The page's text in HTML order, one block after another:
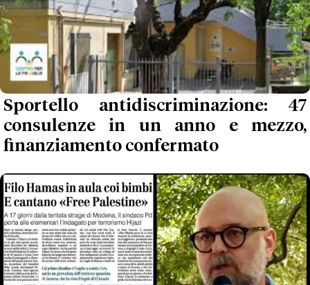
Sportello antidiscriminazione: 47
consulenze in un anno e mezzo,
finanziamento confermato